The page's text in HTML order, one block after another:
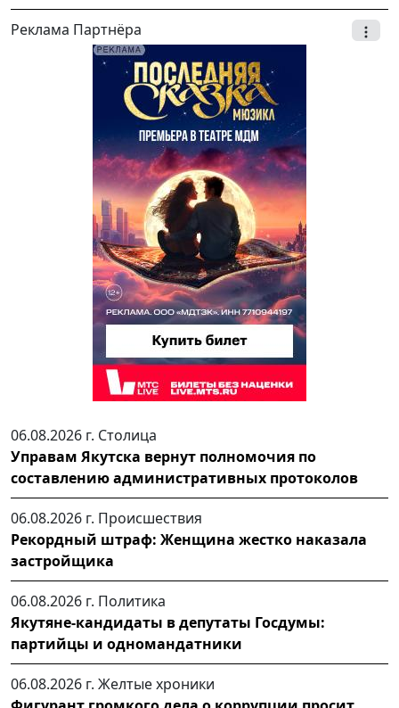
Реклама Партнёра
06.08.2026 г. Столица
Управам Якутска вернут полномочия по
составлению административных протоколов
06.08.2026 г. Происшествия
Рекордный штраф: Женщина жестко наказала
застройщика
06.08.2026 г. Политика
Якутяне-кандидаты в депутаты Госдумы:
партийцы и одномандатники
06.08.2026 г. Желтые хроники